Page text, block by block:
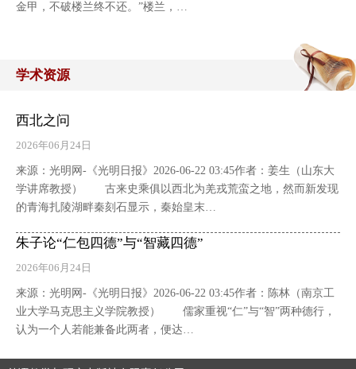
金甲，不破楼兰终不还。”楼兰，…
学术资源
西北之问
2026年06月24日
来源：光明网-《光明日报》2026-06-22 03:45作者：姜生（山东大
学讲席教授） 古来史乘俱以西北为羌戎荒蛮之地，然而新发现
的青海扎陵湖畔秦刻石显示，秦始皇末…
朱子论“仁包四德”与“智藏四德”
2026年06月24日
来源：光明网-《光明日报》2026-06-22 03:45作者：陈林（南京工
业大学马克思主义学院教授） 儒家重视“仁”与“智”两种德行，
认为一个人若能兼备此两者，便达…